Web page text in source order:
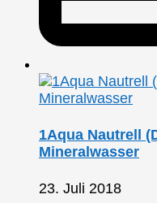
1Aqua Nautrell
Mineralwasser
23. Juli 2018